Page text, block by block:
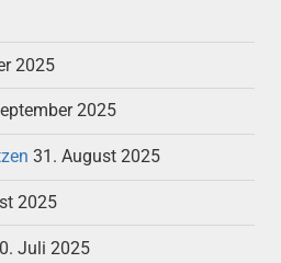
2025
2025
31. August 2025
2025
Juli 2025